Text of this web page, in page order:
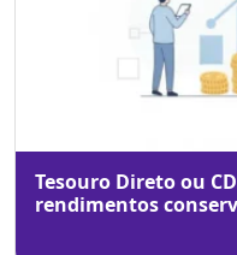
Tesouro Direto ou
rendimentos